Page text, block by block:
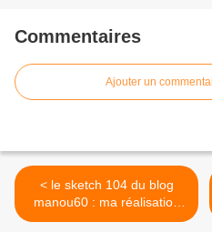
Commentaires
Ajouter un
< le sketch 104 du blog
manou60 : ma réalisation
de la semaine ...